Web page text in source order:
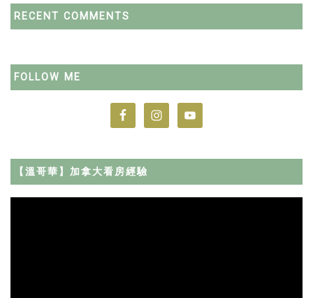
RECENT COMMENTS
FOLLOW ME
【溫哥華】加拿大看房經驗